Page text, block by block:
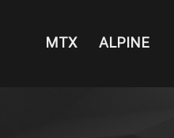
ALPINE
MTX